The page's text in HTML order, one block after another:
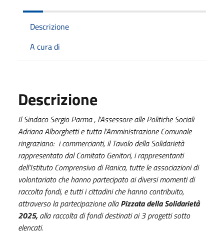
Descrizione
A cura di
Descrizione
Il Sindaco Sergio Parma , l'Assessore alle Politiche Sociali
Adriana Alborghetti e tutta l’Amministrazione Comunale
ringraziano: i commercianti, il Tavolo della Solidarietà
rappresentato dal Comitato Genitori, i rappresentanti
dell'Istituto Comprensivo di Ranica, tutte le associazioni di
volontariato che hanno partecipato ai diversi momenti di
raccolta fondi, e tutti i cittadini che hanno contribuito,
attraverso la partecipazione allaPizzata della Solidarietà
2025,alla raccolta di fondi destinati ai 3 progetti sotto
elencati.